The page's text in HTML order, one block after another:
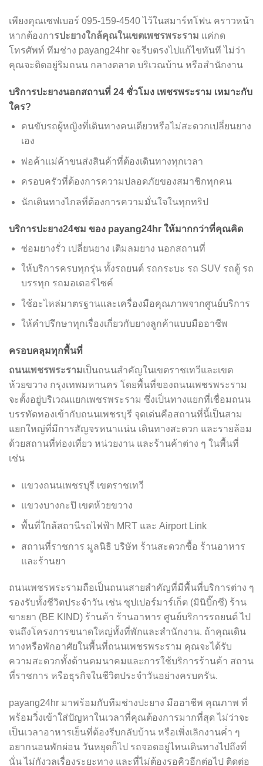
เพียงคุณเซฟเบอร์ 095-159-4540 ไว้ในสมาร์ทโฟน คราวหน้า
หากต้องการปะยางใกล้คุณในเขตเพชรพระราม แค่กด
โทรศัพท์ ทีมช่าง payang24hr จะรีบตรงไปแก้ไขทันที ไม่ว่า
คุณจะติดอยู่ริมถนน กลางตลาด บริเวณบ้าน หรือสำนักงาน
บริการปะยางนอกสถานที่ 24 ชั่วโมง เพชรพระราม เหมาะกับ
ใคร?
คนขับรถผู้หญิงที่เดินทางคนเดียวหรือไม่สะดวกเปลี่ยนยาง
เอง
พ่อค้าแม่ค้าขนส่งสินค้าที่ต้องเดินทางทุกเวลา
ครอบครัวที่ต้องการความปลอดภัยของสมาชิกทุกคน
นักเดินทางไกลที่ต้องการความมั่นใจในทุกทริป
บริการปะยาง24ชม ของ payang24hr ให้มากกว่าที่คุณคิด
ซ่อมยางรั่ว เปลี่ยนยาง เติมลมยาง นอกสถานที่
ให้บริการครบทุกรุ่น ทั้งรถยนต์ รถกระบะ รถ SUV รถตู้ รถ
บรรทุก รถมอเตอร์ไซค์
ใช้อะไหล่มาตรฐานและเครื่องมือคุณภาพจากศูนย์บริการ
ให้คำปรึกษาทุกเรื่องเกี่ยวกับยางลูกค้าแบบมืออาชีพ
ครอบคลุมทุกพื้นที่
ถนนเพชรพระรามเป็นถนนสำคัญในเขตราชเทวีและเขต
ห้วยขวาง กรุงเทพมหานคร โดยพื้นที่ของถนนเพชรพระราม
จะตั้งอยู่บริเวณแยกเพชรพระราม ซึ่งเป็นทางแยกที่เชื่อมถนน
บรรทัดทองเข้ากับถนนเพชรบุรี จุดเด่นคือสถานที่นี้เป็นสาม
แยกใหญ่ที่มีการสัญจรหนาแน่น เดินทางสะดวก และรายล้อม
ด้วยสถานที่ท่องเที่ยว หน่วยงาน และร้านค้าต่าง ๆ ในพื้นที่
เช่น
แขวงถนนเพชรบุรี เขตราชเทวี
แขวงบางกะปิ เขตห้วยขวาง
พื้นที่ใกล้สถานีรถไฟฟ้า MRT และ Airport Link
สถานที่ราชการ มูลนิธิ บริษัท ร้านสะดวกซื้อ ร้านอาหาร
และร้านยา
ถนนเพชรพระรามถือเป็นถนนสายสำคัญที่มีพื้นที่บริการต่าง ๆ
รองรับทั้งชีวิตประจำวัน เช่น ซุปเปอร์มาร์เก็ต (มินิบิ๊กซี) ร้าน
ขายยา (BE KIND) ร้านค้า ร้านอาหาร ศูนย์บริการรถยนต์ ไป
จนถึงโครงการขนาดใหญ่ทั้งที่พักและสำนักงาน. ถ้าคุณเดิน
ทางหรือพักอาศัยในพื้นที่ถนนเพชรพระราม คุณจะได้รับ
ความสะดวกทั้งด้านคมนาคมและการใช้บริการร้านค้า สถาน
ที่ราชการ หรือธุรกิจในชีวิตประจำวันอย่างครบครัน.
payang24hr มาพร้อมกับทีมช่างปะยาง มืออาชีพ คุณภาพ ที่
พร้อมวิ่งเข้าใส่ปัญหาในเวลาที่คุณต้องการมากที่สุด ไม่ว่าจะ
เป็นเวลาอาหารเย็นที่ต้องรีบกลับบ้าน หรือเพิ่งเลิกงานค่ำ ๆ
อยากนอนพักผ่อน วันหยุดก็ไป รถจอดอยู่ไหนเดินทางไปถึงที่
นั่น ไม่กังวลเรื่องระยะทาง และที่ไม่ต้องรอคิวอีกต่อไป ติดต่อ